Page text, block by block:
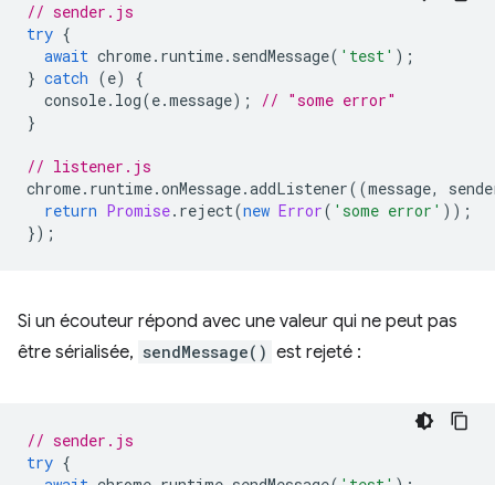
// sender.js
try {
await chrome. runtime. sendMessage( 'test' );
} catch (e)
{
console. log(e.message);
// "some error"
}
// listener.js
chrome. runtime.onMessage.addListener((message,
return Promise. reject(new Error( 'some error' ));
});
Si un écouteur répond avec une valeur qui ne peut pas
être sérialisée, sendMessage() est rejeté :
// sender.js
try {